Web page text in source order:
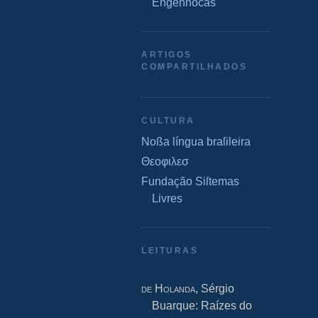
Engenhocas
ARTIGOS
COMPARTILHADOS
CULTURA
Noßa língua braſileira
Θεοφιλεσ
Fundação Siſtemas
Livres
LEITURAS
de Holanda, Sérgio
Buarque: Raízes do